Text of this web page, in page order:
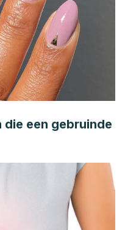
die een gebruinde